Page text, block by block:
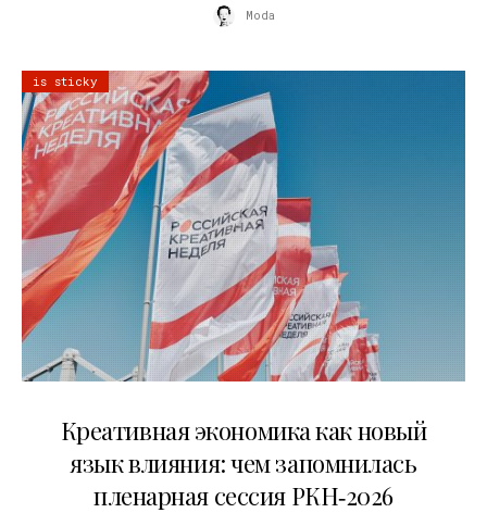
Moda
is sticky
Креативная экономика как новый
язык влияния: чем запомнилась
пленарная сессия РКН‑2026